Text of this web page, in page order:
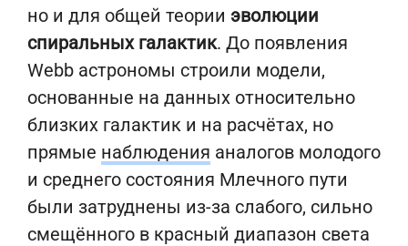
но и для общей теории эволюции
спиральных галактик. До появления
Webb астрономы строили модели,
основанные на данных относительно
близких галактик и на расчётах, но
прямые наблюдения аналогов молодого
и среднего состояния Млечного пути
были затруднены из-за слабого, сильно
смещённого в красный диапазон света